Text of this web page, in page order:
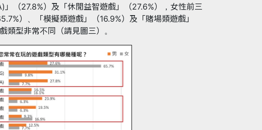
」（27.8%）及「休閒益智遊戲」（27.6%），女性前三
）、「模擬類遊戲」（16.9%）及「賭場類遊戲」
類型非常不同（請見圖三）。